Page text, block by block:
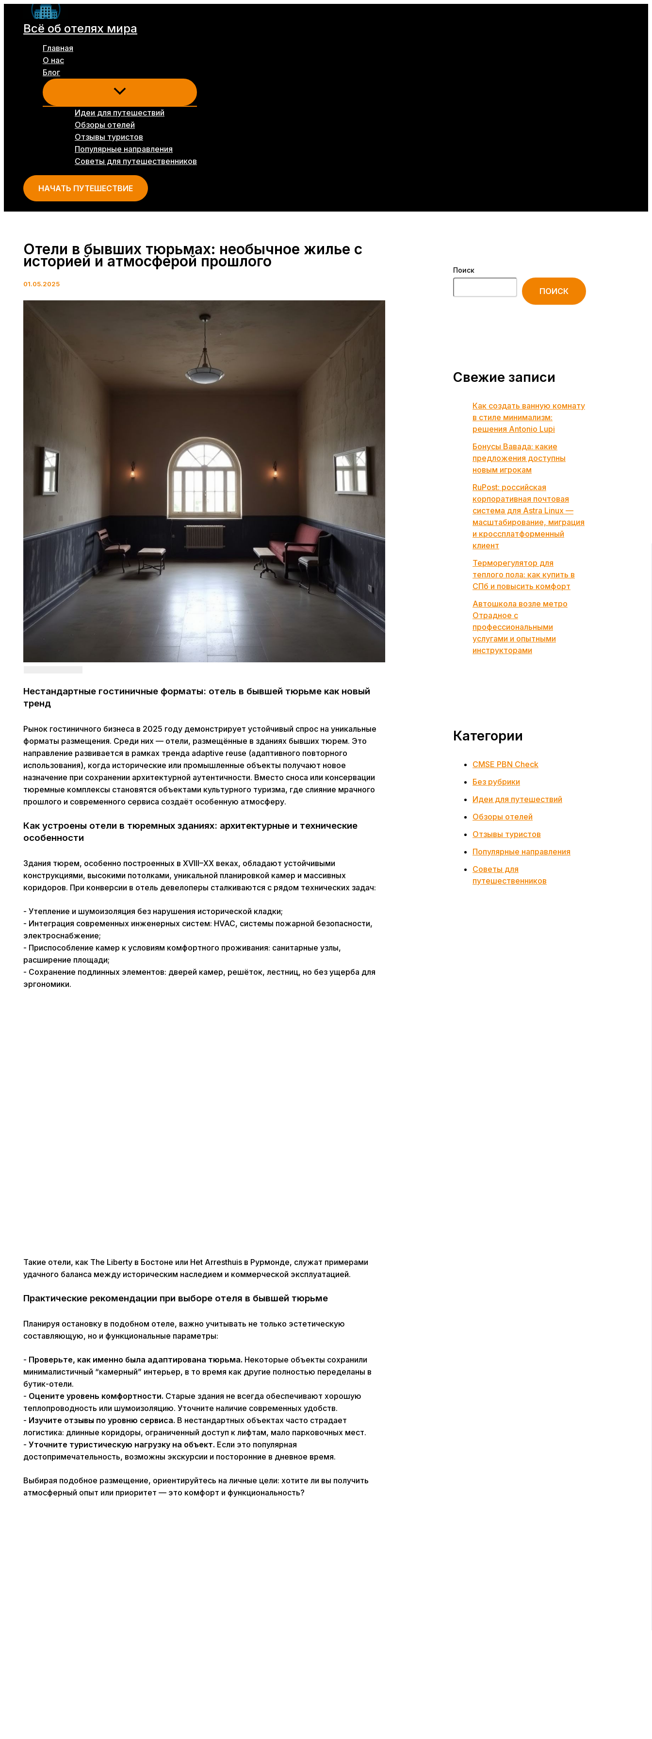
Перейти
содержимому
Всё об отелях мира
Главная
О нас
Блог
Идеи для путешествий
Обзоры отелей
Отзывы туристов
Популярные направления
Советы для путешественников
НАЧАТЬ ПУТЕШЕСТВИЕ
Отели в бывших тюрьмах: необычное жилье с
историей и атмосферой прошлого
01.05.2025
Нестандартные гостиничные форматы: отель в бывшей тюрьме как новый
тренд
Рынок гостиничного бизнеса в 2025 году демонстрирует устойчивый спрос на уникальные
форматы размещения. Среди них — отели, размещённые в зданиях бывших тюрем. Это
направление развивается в рамках тренда adaptive reuse (адаптивного повторного
использования), когда исторические или промышленные объекты получают новое
назначение при сохранении архитектурной аутентичности. Вместо сноса или консервации
тюремные комплексы становятся объектами культурного туризма, где слияние мрачного
прошлого и современного сервиса создаёт особенную атмосферу.
Как устроены отели в тюремных зданиях: архитектурные и технические
особенности
Здания тюрем, особенно построенных в XVIII–XX веках, обладают устойчивыми
конструкциями, высокими потолками, уникальной планировкой камер и массивных
коридоров. При конверсии в отель девелоперы сталкиваются с рядом технических задач:
- Утепление и шумоизоляция без нарушения исторической кладки;
- Интеграция современных инженерных систем: HVAC, системы пожарной безопасности,
электроснабжение;
- Приспособление камер к условиям комфортного проживания: санитарные узлы,
расширение площади;
- Сохранение подлинных элементов: дверей камер, решёток, лестниц, но без ущерба для
эргономики.
Такие отели, как The Liberty в Бостоне или Het Arresthuis в Рурмонде, служат примерами
удачного баланса между историческим наследием и коммерческой эксплуатацией.
Практические рекомендации при выборе отеля в бывшей тюрьме
Планируя остановку в подобном отеле, важно учитывать не только эстетическую
составляющую, но и функциональные параметры:
- Проверьте, как именно была адаптирована тюрьма. Некоторые объекты сохранили
минималистичный “камерный” интерьер, в то время как другие полностью переделаны в
бутик-отели.
- Оцените уровень комфортности. Старые здания не всегда обеспечивают хорошую
теплопроводность или шумоизоляцию. Уточните наличие современных удобств.
- Изучите отзывы по уровню сервиса. В нестандартных объектах часто страдает
логистика: длинные коридоры, ограниченный доступ к лифтам, мало парковочных мест.
- Уточните туристическую нагрузку на объект. Если это популярная
достопримечательность, возможны экскурсии и посторонние в дневное время.
Выбирая подобное размещение, ориентируйтесь на личные цели: хотите ли вы получить
атмосферный опыт или приоритет — это комфорт и функциональность?
Поиск
ПОИСК
Свежие записи
Как создать ванную комнату
в стиле минимализм:
решения Antonio Lupi
Бонусы Вавада: какие
предложения доступны
новым игрокам
RuPost: российская
корпоративная почтовая
система для Astra Linux —
масштабирование, миграция
и кроссплатформенный
клиент
Терморегулятор для
теплого пола: как купить в
СПб и повысить комфорт
Автошкола возле метро
Отрадное с
профессиональными
услугами и опытными
инструкторами
Категории
CMSE PBN Check
Без рубрики
Идеи для путешествий
Обзоры отелей
Отзывы туристов
Популярные направления
Советы для
путешественников